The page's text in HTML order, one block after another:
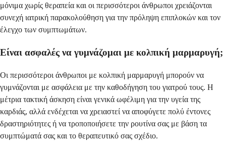
μόνιμα χωρίς θεραπεία και οι περισσότεροι άνθρωποι χρειάζονται
συνεχή ιατρική παρακολούθηση για την πρόληψη επιπλοκών και τον
έλεγχο των συμπτωμάτων.
Είναι ασφαλές να γυμνάζομαι με κολπική μαρμαρυγή;
Οι περισσότεροι άνθρωποι με κολπική μαρμαρυγή μπορούν να
γυμνάζονται με ασφάλεια με την καθοδήγηση του γιατρού τους. Η
μέτρια τακτική άσκηση είναι γενικά ωφέλιμη για την υγεία της
καρδιάς, αλλά ενδέχεται να χρειαστεί να αποφύγετε πολύ έντονες
δραστηριότητες ή να τροποποιήσετε την ρουτίνα σας με βάση τα
συμπτώματά σας και το θεραπευτικό σας σχέδιο.